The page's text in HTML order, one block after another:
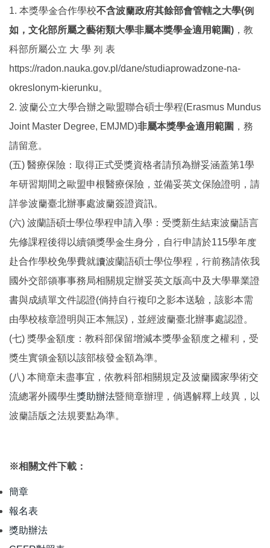
1. 本獎學金合作學校不含波蘭政府其餘部會管轄之大學(例
如，文化部所屬之藝術類大學非屬本獎學金適用範圍) ，教
科部所屬公立 大 學 列 表
https://radon.nauka.gov.pl/dane/studiaprowadzone-na-
okreslonym-kierunku。
2. 波蘭公立大學合辦之歐盟聯合碩士學程(Erasmus Mundus
Joint Master Degree, EMJMD)非屬本獎學金適用範圍 ，務
請留意。
(五) 醫療保險：取得正式受獎資格者請預為辦妥涵蓋第1學
年研習期間之歐盟申根醫療保險，並備妥英文保險證明，請
詳參波蘭臺北辦事處波蘭簽證資訊。
(六) 波蘭語碩士學位學程申請入學：受獎新生結束波蘭語言
先修課程後得以續領獎學金生身分，自行申請於115學年度
赴合作學校免學費就讀波蘭語碩士學位學程，行前務請依我
國外交部領事事務局相關規定辦妥英文版高中及大學畢業證
書與成績單文件認證(倘持自行複印之影本送驗，該影本需
由學校核章證明與正本無誤)，並經波蘭臺北辦事處認證。
(七) 獎學金額度：教科部保留增減本獎學金額度之權利，受
獎生實領金額以該部核發金額為準。
(八) 本簡章未盡事宜，依教科部相關規定及波蘭國家學術交
流總署外國學生獎助辦法暨簡章辦理，倘遇解釋上歧異，以
波蘭語版之法規要點為準。
※相關文件下載：
簡章
報名表
獎助辦法